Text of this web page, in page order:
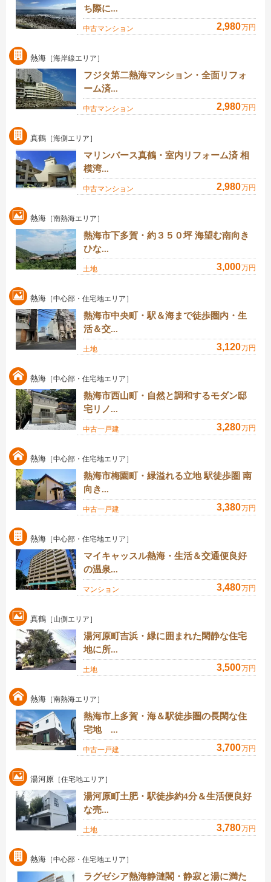
ち際に...
中古マンション 2,980万円
熱海 ［海岸線エリア］
フジタ第二熱海マンション・全面リフォ
ーム済...
中古マンション 2,980万円
真鶴 ［海側エリア］
マリンバース真鶴・室内リフォーム済 相
模湾...
中古マンション 2,980万円
熱海 ［南熱海エリア］
熱海市下多賀・約３５０坪 海望む南向き
ひな...
土地 3,000万円
熱海 ［中心部・住宅地エリア］
熱海市中央町・駅＆海まで徒歩圏内・生
活＆交...
土地 3,120万円
熱海 ［中心部・住宅地エリア］
熱海市西山町・自然と調和するモダン邸
宅リノ...
中古一戸建 3,280万円
熱海 ［中心部・住宅地エリア］
熱海市梅園町・緑溢れる立地 駅徒歩圏 南
向き...
中古一戸建 3,380万円
熱海 ［中心部・住宅地エリア］
マイキャッスル熱海・生活＆交通便良好
の温泉...
マンション 3,480万円
真鶴 ［山側エリア］
湯河原町吉浜・緑に囲まれた閑静な住宅
地に所...
土地 3,500万円
熱海 ［南熱海エリア］
熱海市上多賀・海＆駅徒歩圏の長閑な住
宅地 ...
中古一戸建 3,700万円
湯河原 ［住宅地エリア］
湯河原町土肥・駅徒歩約4分＆生活便良好
な売...
土地 3,780万円
熱海 ［中心部・住宅地エリア］
ラグゼシア熱海静漣閣・静寂と湯に満た